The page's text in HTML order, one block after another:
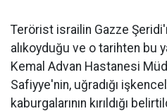
Terörist israilin Gazze
alıkoyduğu ve o tarihten bu
Kemal Advan Hastanesi
Safiyye'nin, uğradığı
kaburgalarının kırıldığı